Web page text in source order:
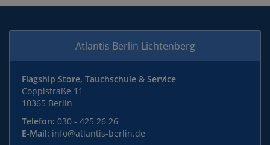
Atlantis Berlin Lichtenberg
Flagship Store, Tauchschule & Service
Coppistraße 11
10365 Berlin
Telefon: 030 - 425 26 26
E-Mail: info@atlantis-berlin.de